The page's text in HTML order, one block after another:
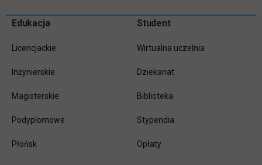
Pomiń
Informacje w stopce
Edukacja
Licencjackie
Inżynierskie
Magisterskie
Podyplomowe
Płońsk
Student
Wirtualna uczelnia
Dziekanat
Biblioteka
Stypendia
Opłaty